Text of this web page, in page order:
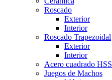
Roscado
Exterior
Interior
Roscado Trapezoidal
Exterior
Interior
Acero cuadrado HSS
Juegos de Machos